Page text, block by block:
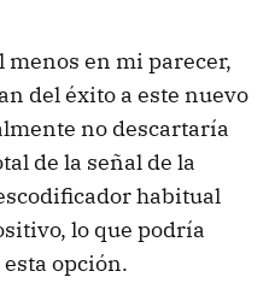
menos en mi parecer,
del éxito a este nuevo
no descartaría
de la señal de la
habitual
lo que podría
opción.